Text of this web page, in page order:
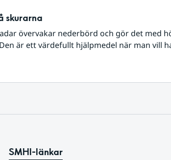
skurarna
övervakar nederbörd och gör det med
är ett värdefullt hjälpmedel när man vill
SMHI-länkar